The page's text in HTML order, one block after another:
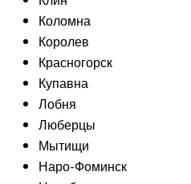
Коломна
Королев
Красногорск
Купавна
Лобня
Люберцы
Мытищи
Наро-Фоминск